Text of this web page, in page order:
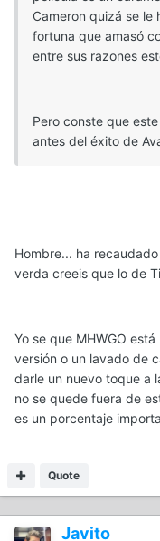
Cameron quizá se le
fortuna que amasó
entre sus razones
Pero conste que
antes del éxito de
Hombre... ha
verda creeis que lo de
Yo se que MHWGO
versión o un lavado de
darle un nuevo toque a
no se quede fuera de
es un porcentaje
Quote
Javito